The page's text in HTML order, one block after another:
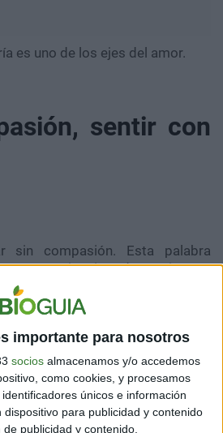
importante para nosotros
socios almacenamos y/o accedemos
como cookies, y procesamos
únicos e información
para publicidad y contenido
publicidad y contenido,
es uno de los ejes del amor.
sentir con
sin compasión. Esta palabra
como sinónimo de sentir pena
tiene un significado mucho
compartir el sufrimiento del
es fundamental trabajar la
Puesto que el amor solo es
de ponernos en el lugar
en las buenas y en las malas